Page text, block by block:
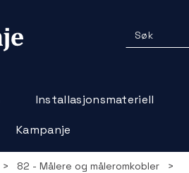
Installasjonsmateriell
Kampanje
> 82 - Målere og måleromkobler >